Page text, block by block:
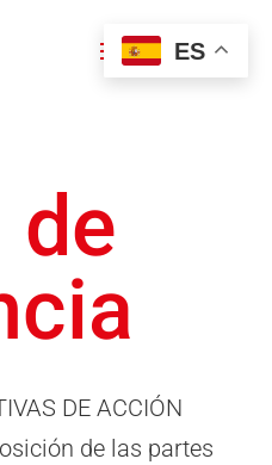
de
DE ACCIÓN
de las partes
ES